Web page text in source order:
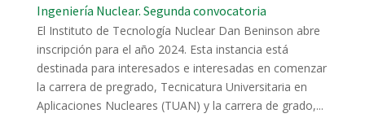
Ingeniería Nuclear. Segunda convocatoria
El Instituto de Tecnología Nuclear Dan Beninson abre
inscripción para el año 2024. Esta instancia está
destinada para interesados e interesadas en comenzar
la carrera de pregrado, Tecnicatura Universitaria en
Aplicaciones Nucleares (TUAN) y la carrera de grado,...